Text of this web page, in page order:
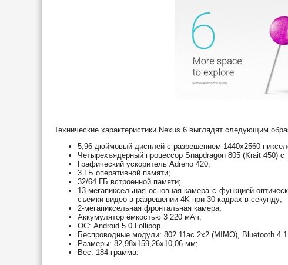
Технические характеристики Nexus 6 выглядят следующим
5,96-дюймовый дисплей с разрешением 1440x2560
Четырехъядерный процессор Snapdragon 805 (Krait 450) с
Графический ускоритель Adreno 420;
3 ГБ оперативной памяти;
32/64 ГБ встроенной памяти;
13-мегапиксельная основная камера с функцией
съёмки видео в разрешении 4K при 30 кадрах в секунду;
2-мегапиксельная фронтальная камера;
Аккумулятор ёмкостью 3 220 мАч;
ОС: Android 5.0 Lollipop
Беспроводные модули: 802.11ac 2x2 (MIMO), Bluetooth
Размеры: 82,98x159,26x10,06 мм;
Вес: 184 грамма.